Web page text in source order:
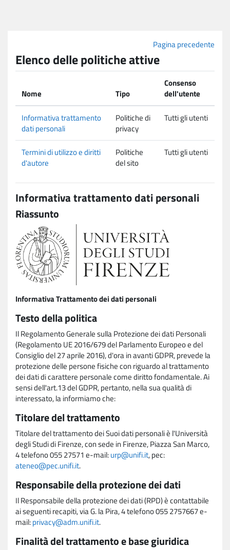
Pagina precedente
Elenco delle politiche attive
Nome Tipo
Consenso
dell'utente
Informativa trattamento
dati personali
Politiche di
privacy
Tutti gli utenti
Termini di utilizzo e diritti
d'autore
Politiche
del sito
Tutti gli utenti
Informativa trattamento dati personali
Riassunto
Informativa Trattamento dei dati personali
Testo della politica
Il Regolamento Generale sulla Protezione dei dati Personali
(Regolamento UE 2016/679 del Parlamento Europeo e del
Consiglio del 27 aprile 2016), d'ora in avanti GDPR, prevede la
protezione delle persone fisiche con riguardo al trattamento
dei dati di carattere personale come diritto fondamentale. Ai
sensi dell'art.13 del GDPR, pertanto, nella sua qualità di
interessato, la informiamo che:
Titolare del trattamento
Titolare del trattamento dei Suoi dati personali è l'Università
degli Studi di Firenze, con sede in Firenze, Piazza San Marco,
4 telefono 055 27571 e-mail:urp@unifi.it, pec:
ateneo@pec.unifi.it.
Responsabile della protezione dei dati
Il Responsabile della protezione dei dati (RPD) è contattabile
ai seguenti recapiti, via G. la Pira, 4 telefono 055 2757667 e-
mail:privacy@adm.unifi.it.
Finalità del trattamento e base giuridica